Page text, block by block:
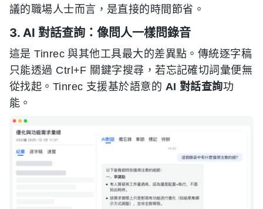
議的職場人士而言，是直接的時間節省。
3. AI 對話查詢：像問人一樣問錄音
這是 Tinrec 與其他工具最大的差異點。傳統逐字稿
只能透過 Ctrl+F 關鍵字搜尋，若忘記確切詞彙便無
從找起。Tinrec 支援基於語意的 AI 對話查詢功
能。